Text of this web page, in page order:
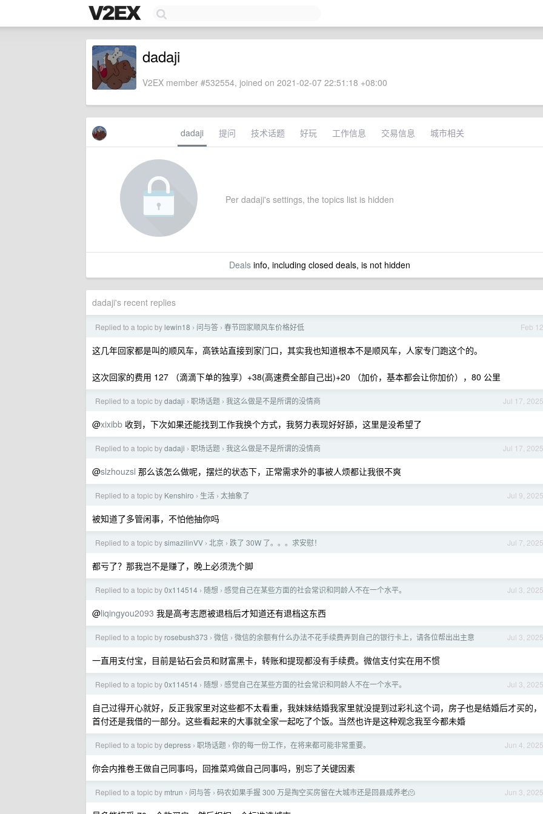
dadaji
V2EX member #532554, joined on 2021-02-07 22:51:18 +08:00
dadaji 提问 技术话题 好玩 工作信息 交易信息 城市相关
Per dadaji's settings, the topics list is hidden
Dealsinfo, including closed deals, is not hidden
dadaji's recent replies
Feb 12
Replied to a topic by lewin18 › 问与答 › 春节回家顺风车价格好低
这几年回家都是叫的顺风车，高铁站直接到家门口，其实我也知道根本不是顺风车，人家专门跑这个的。
这次回家的费用 127 （滴滴下单的独享）+38(高速费全部自己出)+20 （加价，基本都会让你加价），80 公里
Jul 17, 2025
Replied to a topic bydadaji › 职场话题 › 我这么做是不是所谓的没情商
@xixibb 收到，下次如果还能找到工作我换个方式，我努力表现好好舔，这里是没希望了
Jul 17, 2025
Replied to a topic bydadaji › 职场话题 › 我这么做是不是所谓的没情商
@slzhouzsl 那么该怎么做呢，摆烂的状态下，正常需求外的事被人烦都让我很不爽
Jul 9, 2025
Replied to a topic by Kenshiro › 生活 › 太抽象了
被知道了多管闲事，不怕他抽你吗
Jul 7, 2025
Replied to a topic bysimazilinVV › 北京 › 跌了 30W 了。。。求安慰！
都亏了？那我岂不是赚了，晚上必须洗个脚
Jul 3, 2025
Replied to a topic by0x114514 › 随想 › 感觉自己在某些方面的社会常识和同龄人不在一个水平。
@liqingyou2093 我是高考志愿被退档后才知道还有退档这东西
Jul 3, 2025
Replied to a topic by rosebush373 › 微信 › 微信的余额有什么办法不花手续费弄到自己的银行卡上，请各位帮出出主意
一直用支付宝，目前是钻石会员和财富黑卡，转账和提现都没有手续费。微信支付实在用不惯
Jul 3, 2025
Replied to a topic by0x114514 › 随想 › 感觉自己在某些方面的社会常识和同龄人不在一个水平。
自己过得开心就好，反正我家里对这些都不太看重，我妹妹结婚我家里就没提到过彩礼这个词，房子也是结婚后才买的，
首付还是我借的一部分。这些看起来的大事就全家一起吃了个饭。当然也许是这种观念我至今都未婚
Jun 4, 2025
Replied to a topic bydepress › 职场话题 › 你的每一份工作，在将来都可能非常重要。
你会内推卷王做自己同事吗，回推菜鸡做自己同事吗，别忘了关键因素
Jun 3, 2025
Replied to a topic by mtrun › 问与答 › 码农如果手握 300 万是掏空买房留在大城市还是回县成养老🫠